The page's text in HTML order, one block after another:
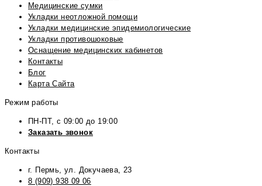
Медицинские сумки
Укладки неотложной помощи
Укладки медицинские эпидемиологические
Укладки противошоковые
Оснащение медицинских кабинетов
Контакты
Блог
Карта Сайта
Режим работы
ПН-ПТ, с 09:00 до 19:00
Заказать звонок
Контакты
г. Пермь, ул. Докучаева, 23
8 (909) 938 09 06